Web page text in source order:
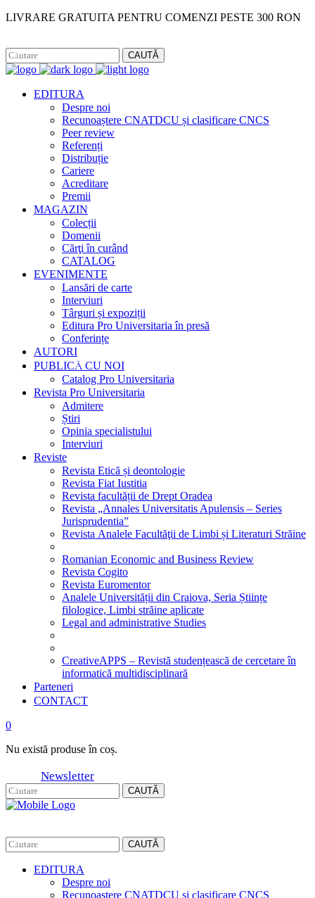
LIVRARE GRATUITA PENTRU COMENZI PESTE 300 RON
CAUTĂ
EDITURA
Despre noi
Recunoaștere CNATDCU și clasificare CNCS
Peer review
Referenți
Distribuție
Cariere
Acreditare
Premii
MAGAZIN
Colecții
Domenii
Cărţi în curând
CATALOG
EVENIMENTE
Lansări de carte
Interviuri
Târguri și expoziții
Editura Pro Universitaria în presă
Conferințe
AUTORI
PUBLICĂ CU NOI
Catalog Pro Universitaria
Revista Pro Universitaria
Admitere
Știri
Opinia specialistului
Interviuri
Reviste
Revista Etică și deontologie
Revista Fiat Iustitia
Revista facultății de Drept Oradea
Revista „Annales Universitatis Apulensis – Series
Jurisprudentia”
Revista Analele Facultăţii de Limbi și Literaturi Străine
Romanian Economic and Business Review
Revista Cogito
Revista Euromentor
Analele Universității din Craiova, Seria Științe
filologice, Limbi străine aplicate
Legal and administrative Studies
CreativeAPPS – Revistă studențească de cercetare în
informatică multidisciplinară
Parteneri
CONTACT
0
Nu există produse în coș.
Newsletter
CAUTĂ
CAUTĂ
EDITURA
Despre noi
Recunoaștere CNATDCU și clasificare CNCS